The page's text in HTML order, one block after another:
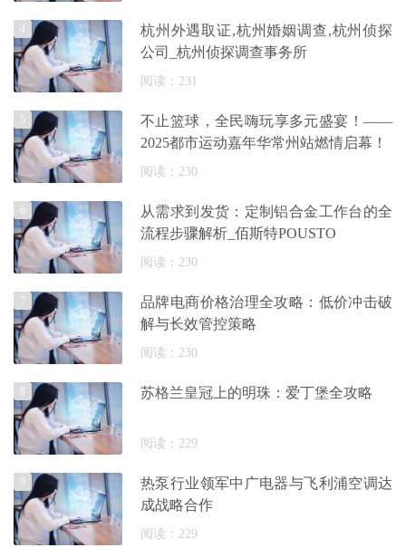
杭州外遇取证,杭州婚姻调查,杭州侦探
公司_杭州侦探调查事务所
阅读：231
4
不止篮球，全民嗨玩享多元盛宴！——
2025都市运动嘉年华常州站燃情启幕！
阅读：230
5
从需求到发货：定制铝合金工作台的全
流程步骤解析_佰斯特POUSTO
阅读：230
6
品牌电商价格治理全攻略：低价冲击破
解与长效管控策略
阅读：230
7
苏格兰皇冠上的明珠：爱丁堡全攻略
阅读：229
热泵行业领军中广电器与飞利浦空调达
成战略合作
阅读：229
9